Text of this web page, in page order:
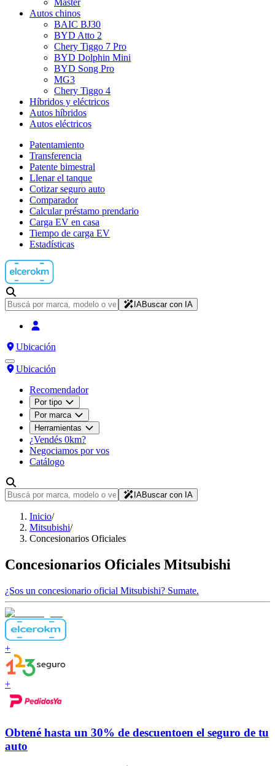
Master
Autos chinos
BAIC BJ30
BYD Atto 2
Chery Tiggo 7 Pro
BYD Dolphin Mini
BYD Song Pro
MG3
Chery Tiggo 4
Híbridos y eléctricos
Autos híbridos
Autos eléctricos
Patentamiento
Transferencia
Patente bimestral
Llenar el tanque
Cotizar seguro auto
Comparador
Calcular préstamo prendario
Carga EV en casa
Tiempo de carga EV
Estadísticas
IABuscar con IA
Ubicación
Ubicación
Recomendador
Por tipo
Por marca
Herramientas
¿Vendés 0km?
Negociamos por vos
Catálogo
IABuscar con IA
Inicio/
Mitsubishi/
Concesionarios Oficiales
Concesionarios Oficiales Mitsubishi
¿Sos un concesionario oficial Mitsubishi? Sumate.
+
+
Obtené hasta un 30% de descuentoen el seguro de tu
auto